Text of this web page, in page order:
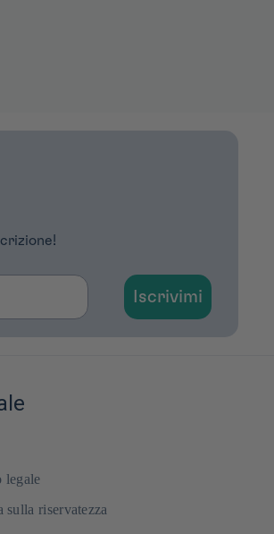
Iscrivimi
legale
sulla riservatezza